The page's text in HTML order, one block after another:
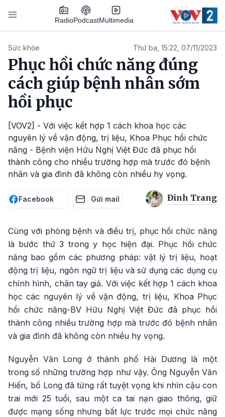
Nhảy đến nội dung
RadioPodcastMultimedia
Sức khỏe Thứ ba, 15:22, 07/11/2023
Phục hồi chức năng đúng
cách giúp bệnh nhân sớm
hồi phục
[VOV2] - Với việc kết hợp 1 cách khoa học các
nguyên lý về vận động, trị liệu, Khoa Phục hồi chức
năng - Bệnh viện Hữu Nghị Việt Đức đã phục hồi
thành công cho nhiều trường hợp mà trước đó bệnh
nhân và gia đình đã không còn nhiều hy vọng.
Facebook Gửi mail Đinh Trang
Cùng với phòng bệnh và điều trị, phục hồi chức năng
là bước thứ 3 trong y học hiện đại. Phục hồi chức
năng bao gồm các phương pháp: vật lý trị liệu, hoạt
động trị liệu, ngôn ngữ trị liệu và sử dụng các dụng cụ
chỉnh hình, chân tay giả. Với việc kết hợp 1 cách khoa
học các nguyên lý về vận động, trị liệu, Khoa Phục
hồi chức năng-BV Hữu Nghị Việt Đức đã phục hồi
thành công nhiều trường hợp mà trước đó bệnh nhân
và gia đình đã không còn nhiều hy vọng.
Nguyễn Văn Long ở thành phố Hải Dương là một
trong số những trường hợp như vậy. Ông Nguyễn Văn
Hiến, bố Long đã từng rất tuyệt vọng khi nhìn cậu con
trai mới 25 tuổi, sau một ca tai nạn giao thông, giữ
được mạng sống nhưng bất lực trước mọi chức năng